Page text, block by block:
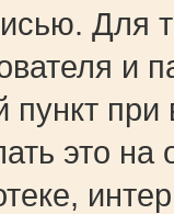
Для
и
пункт
это